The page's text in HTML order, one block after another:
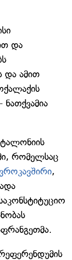
და
და ამით
რომელსაც
,